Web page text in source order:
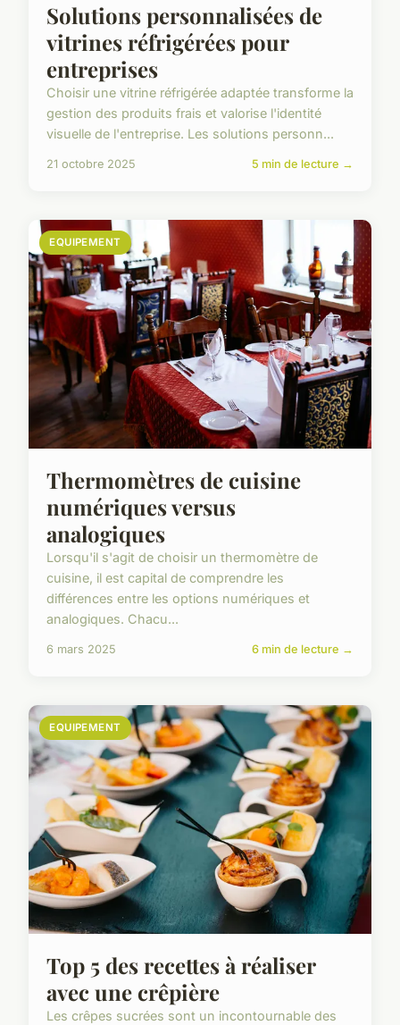
Solutions personnalisées de
vitrines réfrigérées pour
entreprises
Choisir une vitrine réfrigérée adaptée transforme la
gestion des produits frais et valorise l'identité
visuelle de l'entreprise. Les solutions personn...
21 octobre 2025 5 min de lecture →
EQUIPEMENT
Thermomètres de cuisine
numériques versus
analogiques
Lorsqu'il s'agit de choisir un thermomètre de
cuisine, il est capital de comprendre les
différences entre les options numériques et
analogiques. Chacu...
6 mars 2025 6 min de lecture →
EQUIPEMENT
Top 5 des recettes à réaliser
avec une crêpière
Les crêpes sucrées sont un incontournable des